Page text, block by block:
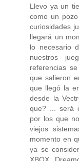
Llevo ya un
como un
curiosidades
llegará un
lo necesario
nuestros
referencias
que salieron
que llegó la
desde la
que? ... será
por los que
viejos
momento en
ya se